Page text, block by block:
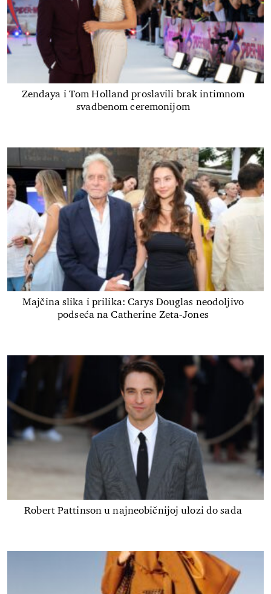
Zendaya i Tom Holland proslavili brak intimnom
svadbenom ceremonijom
Majčina slika i prilika: Carys Douglas neodoljivo
podseća na Catherine Zeta-Jones
Robert Pattinson u najneobičnijoj ulozi do sada